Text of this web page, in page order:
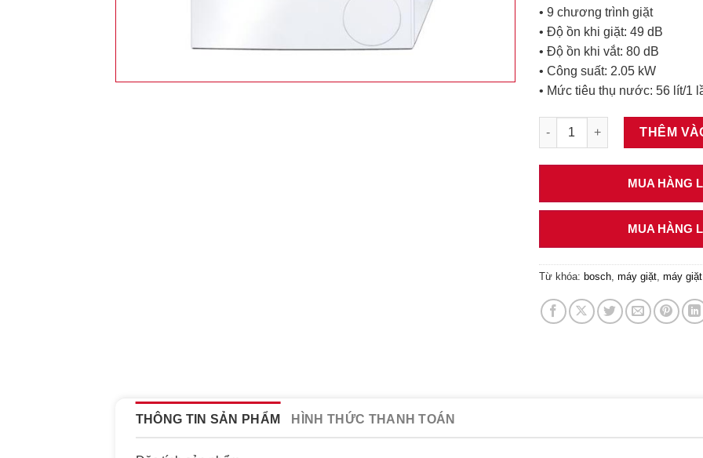
• 9 chương trình giặt
• Độ ồn khi giặt: 49 dB
• Độ ồn khi vắt: 80 dB
• Công suất: 2.05 kW
• Mức tiêu thụ nước: 56 lít/1
Máy giặt Bosch 9kg
THÊM
MUA HÀNG
MUA HÀNG
Từ khóa: bosch máy giặt máy
THÔNG TIN SẢN PHẨM HÌNH THỨC THANH TOÁN